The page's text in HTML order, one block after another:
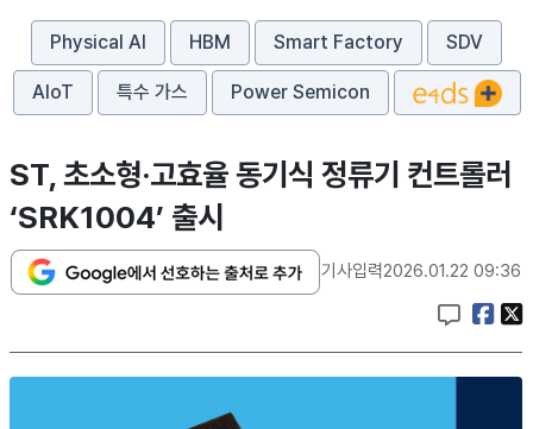
Physical AI HBM Smart Factory SDV
AIoT 특수 가스 Power Semicon
ST, 초소형·고효율 동기식 정류기 컨트롤러
‘SRK1004’ 출시
기사입력2026.01.22 09:36